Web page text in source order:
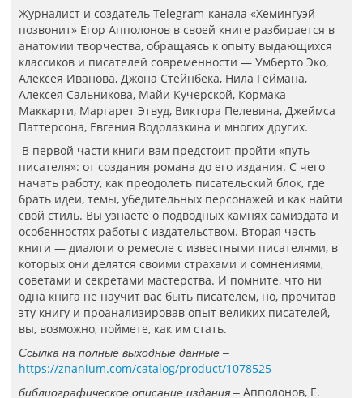
Журналист и создатель Telegram-канала «Хемингуэй
позвонит» Егор Апполонов в своей книге разбирается в
анатомии творчества, обращаясь к опыту выдающихся
классиков и писателей современности — Умберто Эко,
Алексея Иванова, Джона Стейнбека, Нила Геймана,
Алексея Сальникова, Майи Кучерской, Кормака
Маккарти, Маргарет Этвуд, Виктора Пелевина, Джеймса
Паттерсона, Евгения Водолазкина и многих других.
В первой части книги вам предстоит пройти «путь
писателя»: от создания романа до его издания. С чего
начать работу, как преодолеть писательский блок, где
брать идеи, темы, убедительных персонажей и как найти
свой стиль. Вы узнаете о подводных камнях самиздата и
особенностях работы с издательством. Вторая часть
книги — диалоги о ремесле с известными писателями, в
которых они делятся своими страхами и сомнениями,
советами и секретами мастерства. И помните, что ни
одна книга не научит вас быть писателем, но, прочитав
эту книгу и проанализировав опыт великих писателей,
вы, возможно, поймете, как им стать.
Ссылка на полные выходные данные –
https://znanium.com/catalog/product/1078525
библиографическое описание издания – Апполонов, Е.